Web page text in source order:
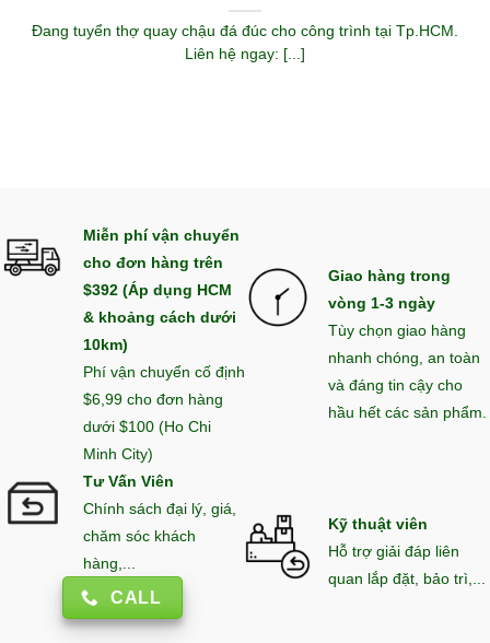
Đang tuyển thợ quay chậu đá đúc cho công trình tại Tp.HCM.
Liên hệ ngay: [...]
Miễn phí vận chuyển
cho đơn hàng trên
$392 (Áp dụng HCM
& khoảng cách dưới
10km)
Phí vận chuyển cố định
$6,99 cho đơn hàng
dưới $100 (Ho Chi
Minh City)
Giao hàng trong
vòng 1-3 ngày
Tùy chọn giao hàng
nhanh chóng, an toàn
và đáng tin cậy cho
hầu hết các sản phẩm.
Tư Vấn Viên
Chính sách đại lý, giá,
chăm sóc khách
hàng,...
CALL
Kỹ thuật viên
Hỗ trợ giải đáp liên
quan lắp đặt, bảo trì,...